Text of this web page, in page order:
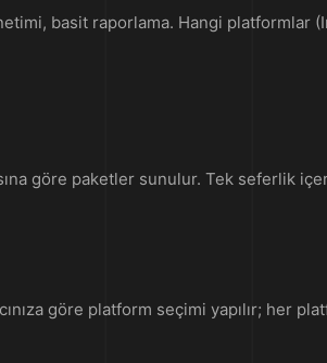
basit raporlama. Hangi platformlar
göre paketler sunulur. Tek seferlik
göre platform seçimi yapılır; her